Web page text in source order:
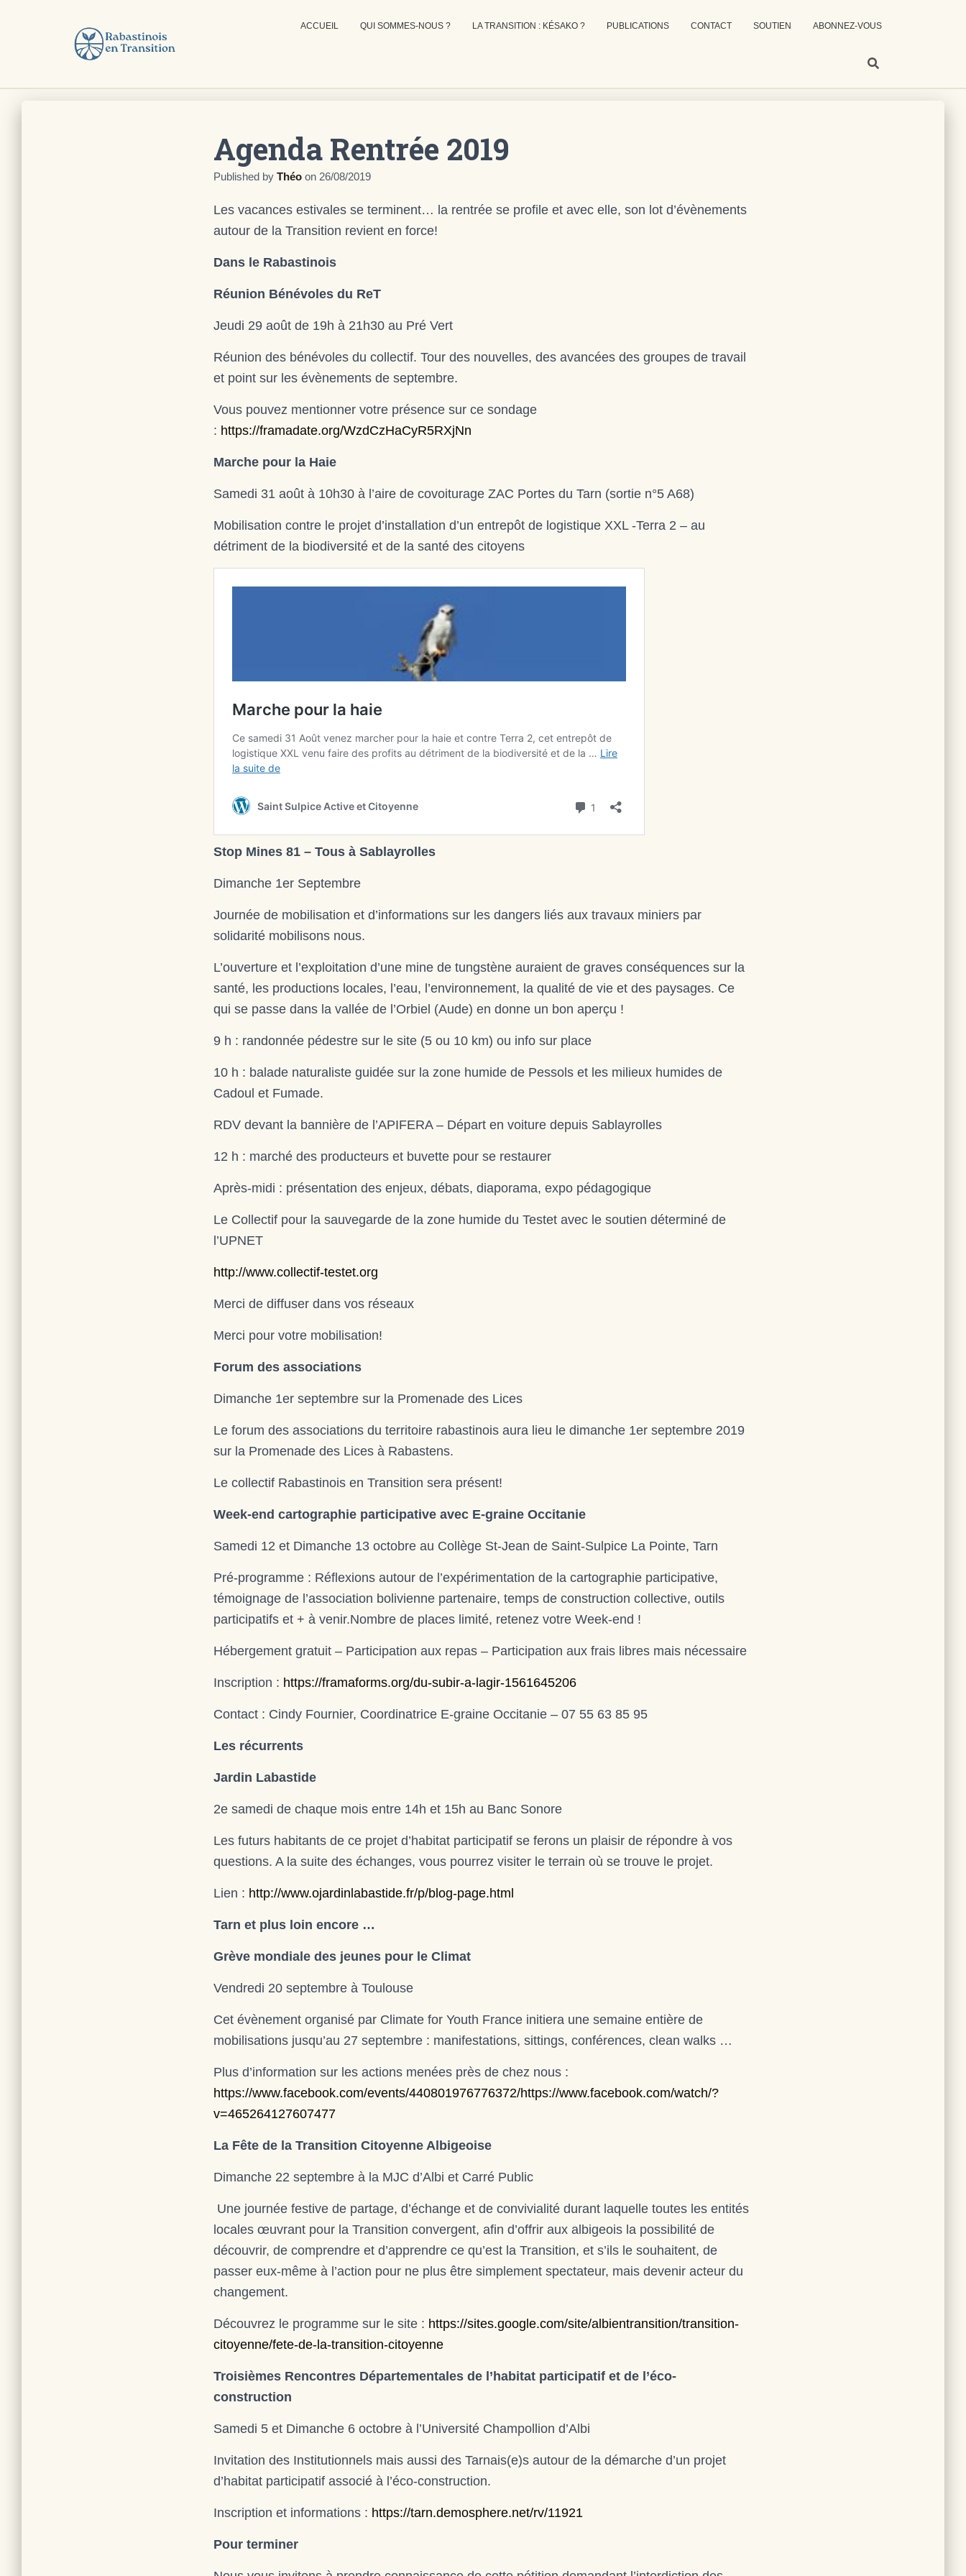
ACCUEIL QUI SOMMES-NOUS ? LA TRANSITION : KÉSAKO ? PUBLICATIONS CONTACT SOUTIEN ABONNEZ-VOUS
Agenda Rentrée 2019
Published by Théo on 26/08/2019
Les vacances estivales se terminent… la rentrée se profile et avec elle, son lot d’évènements
autour de la Transition revient en force!
Dans le Rabastinois
Réunion Bénévoles du ReT
Jeudi 29 août de 19h à 21h30 au Pré Vert
Réunion des bénévoles du collectif. Tour des nouvelles, des avancées des groupes de travail
et point sur les évènements de septembre.
Vous pouvez mentionner votre présence sur ce sondage
: https://framadate.org/WzdCzHaCyR5RXjNn
Marche pour la Haie
Samedi 31 août à 10h30 à l’aire de covoiturage ZAC Portes du Tarn (sortie n°5 A68)
Mobilisation contre le projet d’installation d’un entrepôt de logistique XXL -Terra 2 – au
détriment de la biodiversité et de la santé des citoyens
Stop Mines 81 – Tous à Sablayrolles
Dimanche 1er Septembre
Journée de mobilisation et d’informations sur les dangers liés aux travaux miniers par
solidarité mobilisons nous.
L’ouverture et l’exploitation d’une mine de tungstène auraient de graves conséquences sur la
santé, les productions locales, l’eau, l’environnement, la qualité de vie et des paysages. Ce
qui se passe dans la vallée de l’Orbiel (Aude) en donne un bon aperçu !
9 h : randonnée pédestre sur le site (5 ou 10 km) ou info sur place
10 h : balade naturaliste guidée sur la zone humide de Pessols et les milieux humides de
Cadoul et Fumade.
RDV devant la bannière de l’APIFERA – Départ en voiture depuis Sablayrolles
12 h : marché des producteurs et buvette pour se restaurer
Après-midi : présentation des enjeux, débats, diaporama, expo pédagogique
Le Collectif pour la sauvegarde de la zone humide du Testet avec le soutien déterminé de
l’UPNET
http://www.collectif-testet.org
Merci de diffuser dans vos réseaux
Merci pour votre mobilisation!
Forum des associations
Dimanche 1er septembre sur la Promenade des Lices
Le forum des associations du territoire rabastinois aura lieu le dimanche 1er septembre 2019
sur la Promenade des Lices à Rabastens.
Le collectif Rabastinois en Transition sera présent!
Week-end cartographie participative avec E-graine Occitanie
Samedi 12 et Dimanche 13 octobre au Collège St-Jean de Saint-Sulpice La Pointe, Tarn
Pré-programme : Réflexions autour de l’expérimentation de la cartographie participative,
témoignage de l’association bolivienne partenaire, temps de construction collective, outils
participatifs et + à venir.Nombre de places limité, retenez votre Week-end !
Hébergement gratuit – Participation aux repas – Participation aux frais libres mais nécessaire
Inscription : https://framaforms.org/du-subir-a-lagir-1561645206
Contact : Cindy Fournier, Coordinatrice E-graine Occitanie – 07 55 63 85 95
Les récurrents
Jardin Labastide
2e samedi de chaque mois entre 14h et 15h au Banc Sonore
Les futurs habitants de ce projet d’habitat participatif se ferons un plaisir de répondre à vos
questions. A la suite des échanges, vous pourrez visiter le terrain où se trouve le projet.
Lien : http://www.ojardinlabastide.fr/p/blog-page.html
Tarn et plus loin encore …
Grève mondiale des jeunes pour le Climat
Vendredi 20 septembre à Toulouse
Cet évènement organisé par Climate for Youth France initiera une semaine entière de
mobilisations jusqu’au 27 septembre : manifestations, sittings, conférences, clean walks …
Plus d’information sur les actions menées près de chez nous :
https://www.facebook.com/events/440801976776372/https://www.facebook.com/watch/?
v=465264127607477
La Fête de la Transition Citoyenne Albigeoise
Dimanche 22 septembre à la MJC d’Albi et Carré Public
Une journée festive de partage, d’échange et de convivialité durant laquelle toutes les entités
locales œuvrant pour la Transition convergent, afin d’offrir aux albigeois la possibilité de
découvrir, de comprendre et d’apprendre ce qu’est la Transition, et s’ils le souhaitent, de
passer eux-même à l’action pour ne plus être simplement spectateur, mais devenir acteur du
changement.
Découvrez le programme sur le site : https://sites.google.com/site/albientransition/transition-
citoyenne/fete-de-la-transition-citoyenne
Troisièmes Rencontres Départementales de l’habitat participatif et de l’éco-
construction
Samedi 5 et Dimanche 6 octobre à l’Université Champollion d’Albi
Invitation des Institutionnels mais aussi des Tarnais(e)s autour de la démarche d’un projet
d’habitat participatif associé à l’éco-construction.
Inscription et informations : https://tarn.demosphere.net/rv/11921
Pour terminer